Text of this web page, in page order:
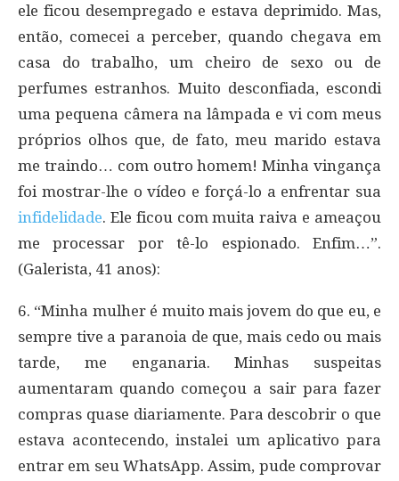
ele ficou desempregado e estava deprimido. Mas,
então, comecei a perceber, quando chegava em
casa do trabalho, um cheiro de sexo ou de
perfumes estranhos. Muito desconfiada, escondi
uma pequena câmera na lâmpada e vi com meus
próprios olhos que, de fato, meu marido estava
me traindo… com outro homem! Minha vingança
foi mostrar-lhe o vídeo e forçá-lo a enfrentar sua
infidelidade. Ele ficou com muita raiva e ameaçou
me processar por tê-lo espionado. Enfim…”.
(Galerista, 41 anos):
6. “Minha mulher é muito mais jovem do que eu, e
sempre tive a paranoia de que, mais cedo ou mais
tarde, me enganaria. Minhas suspeitas
aumentaram quando começou a sair para fazer
compras quase diariamente. Para descobrir o que
estava acontecendo, instalei um aplicativo para
entrar em seu WhatsApp. Assim, pude comprovar